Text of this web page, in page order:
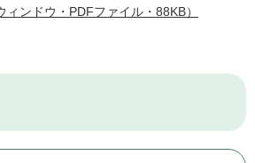
ンドウ・PDFファイル・88KB）